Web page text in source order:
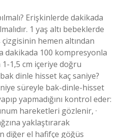
Erişkinlerde dakikada
1 yaş altı bebeklerde
çizgisinin hemen altından
dakikada 100 kompresyonla
1,5 cm içeriye doğru
dinle hisset kaç saniye?
süreyle bak-dinle-hisset
yapmadığını kontrol eder:
hareketleri gözlenir, ·
yaklaştırarak
diğer el hafifçe göğüs